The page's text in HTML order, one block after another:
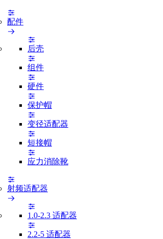
配件
后壳
组件
硬件
保护帽
变径适配器
短接帽
应力消除靴
射频适配器
1.0-2.3 适配器
2.2-5 适配器